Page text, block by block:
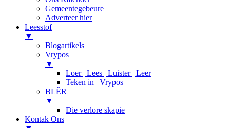
Gemeentegebeure
Adverteer hier
Leesstof
▼
Blogartikels
Vrypos
▼
Loer | Lees | Luister | Leer
Teken in | Vrypos
BLÊR
▼
Die verlore skapie
Kontak Ons